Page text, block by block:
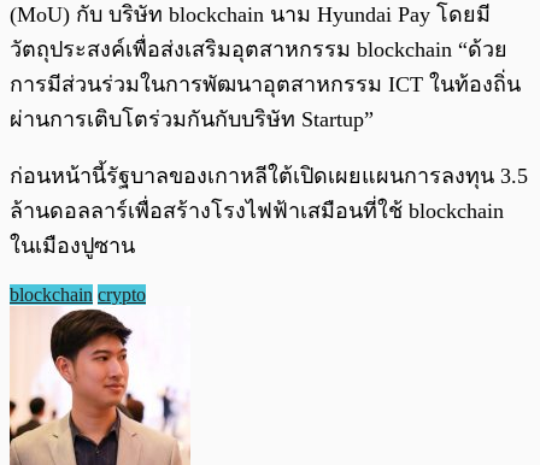
(MoU) กับ บริษัท blockchain นาม Hyundai Pay โดยมี
วัตถุประสงค์เพื่อส่งเสริมอุตสาหกรรม blockchain “ด้วย
การมีส่วนร่วมในการพัฒนาอุตสาหกรรม ICT ในท้องถิ่น
ผ่านการเติบโตร่วมกันกับบริษัท Startup”
ก่อนหน้านี้รัฐบาลของเกาหลีใต้เปิดเผยแผนการลงทุน 3.5
ล้านดอลลาร์เพื่อสร้างโรงไฟฟ้าเสมือนที่ใช้ blockchain
ในเมืองปูซาน
blockchain crypto